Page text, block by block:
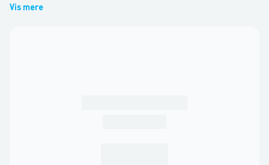
Vis mere